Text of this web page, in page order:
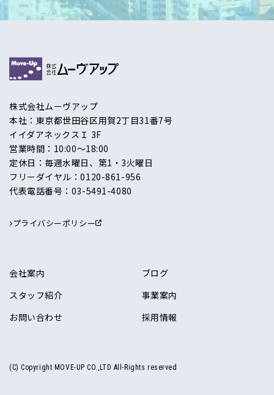
株式会社ムーヴアップ
本社：東京都世田谷区用賀2丁目31番7号
イイダアネックスＩ 3F
営業時間：10:00〜18:00
定休日：毎週水曜日、第1・3火曜日
フリーダイヤル：0120-861-956
代表電話番号： 03-5491-4080
プライバシーポリシー
会社案内
ブログ
事業案内
採用情報
スタッフ紹介
お問い合わせ
(C) Copyright MOVE-UP CO.,LTD All-Rights reserved